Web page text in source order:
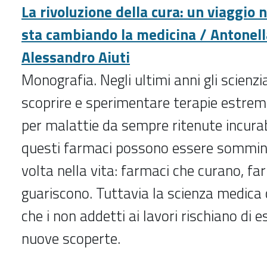
La rivoluzione della cura: un viaggio
sta cambiando la medicina /
Alessandro Aiuti
Monografia. Negli ultimi anni gli
scoprire e sperimentare terapie
per malattie da sempre ritenute
questi farmaci possono essere
volta nella vita: farmaci che curano,
guariscono. Tuttavia la scienza
che i non addetti ai lavori rischiano di
nuove scoperte.